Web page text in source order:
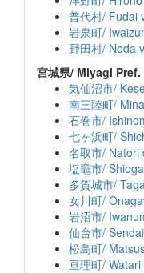
普代村/ Fudai
岩泉町/
野田村/ Noda
宮城県/ Miyagi Pref.
気仙沼市/
南三陸町/
石巻市/
七ヶ浜町/
名取市/ Natori
塩竈市/
多賀城市/
女川町/
岩沼市/
仙台市/
松島町/
亘理町/